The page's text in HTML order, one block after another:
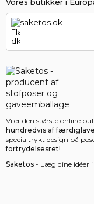
Vi er den største online
hundredvis af
specialtrykt design på
fortrydelsesret!
Saketos - Læg dine idéer i
saketos.dk